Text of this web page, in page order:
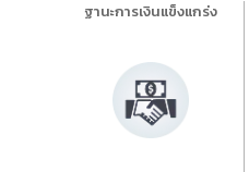
ฐานะการเงินแข็งแกร่ง